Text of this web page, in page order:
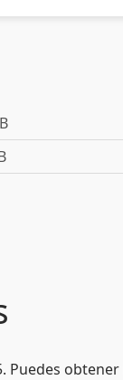
Puedes obtener